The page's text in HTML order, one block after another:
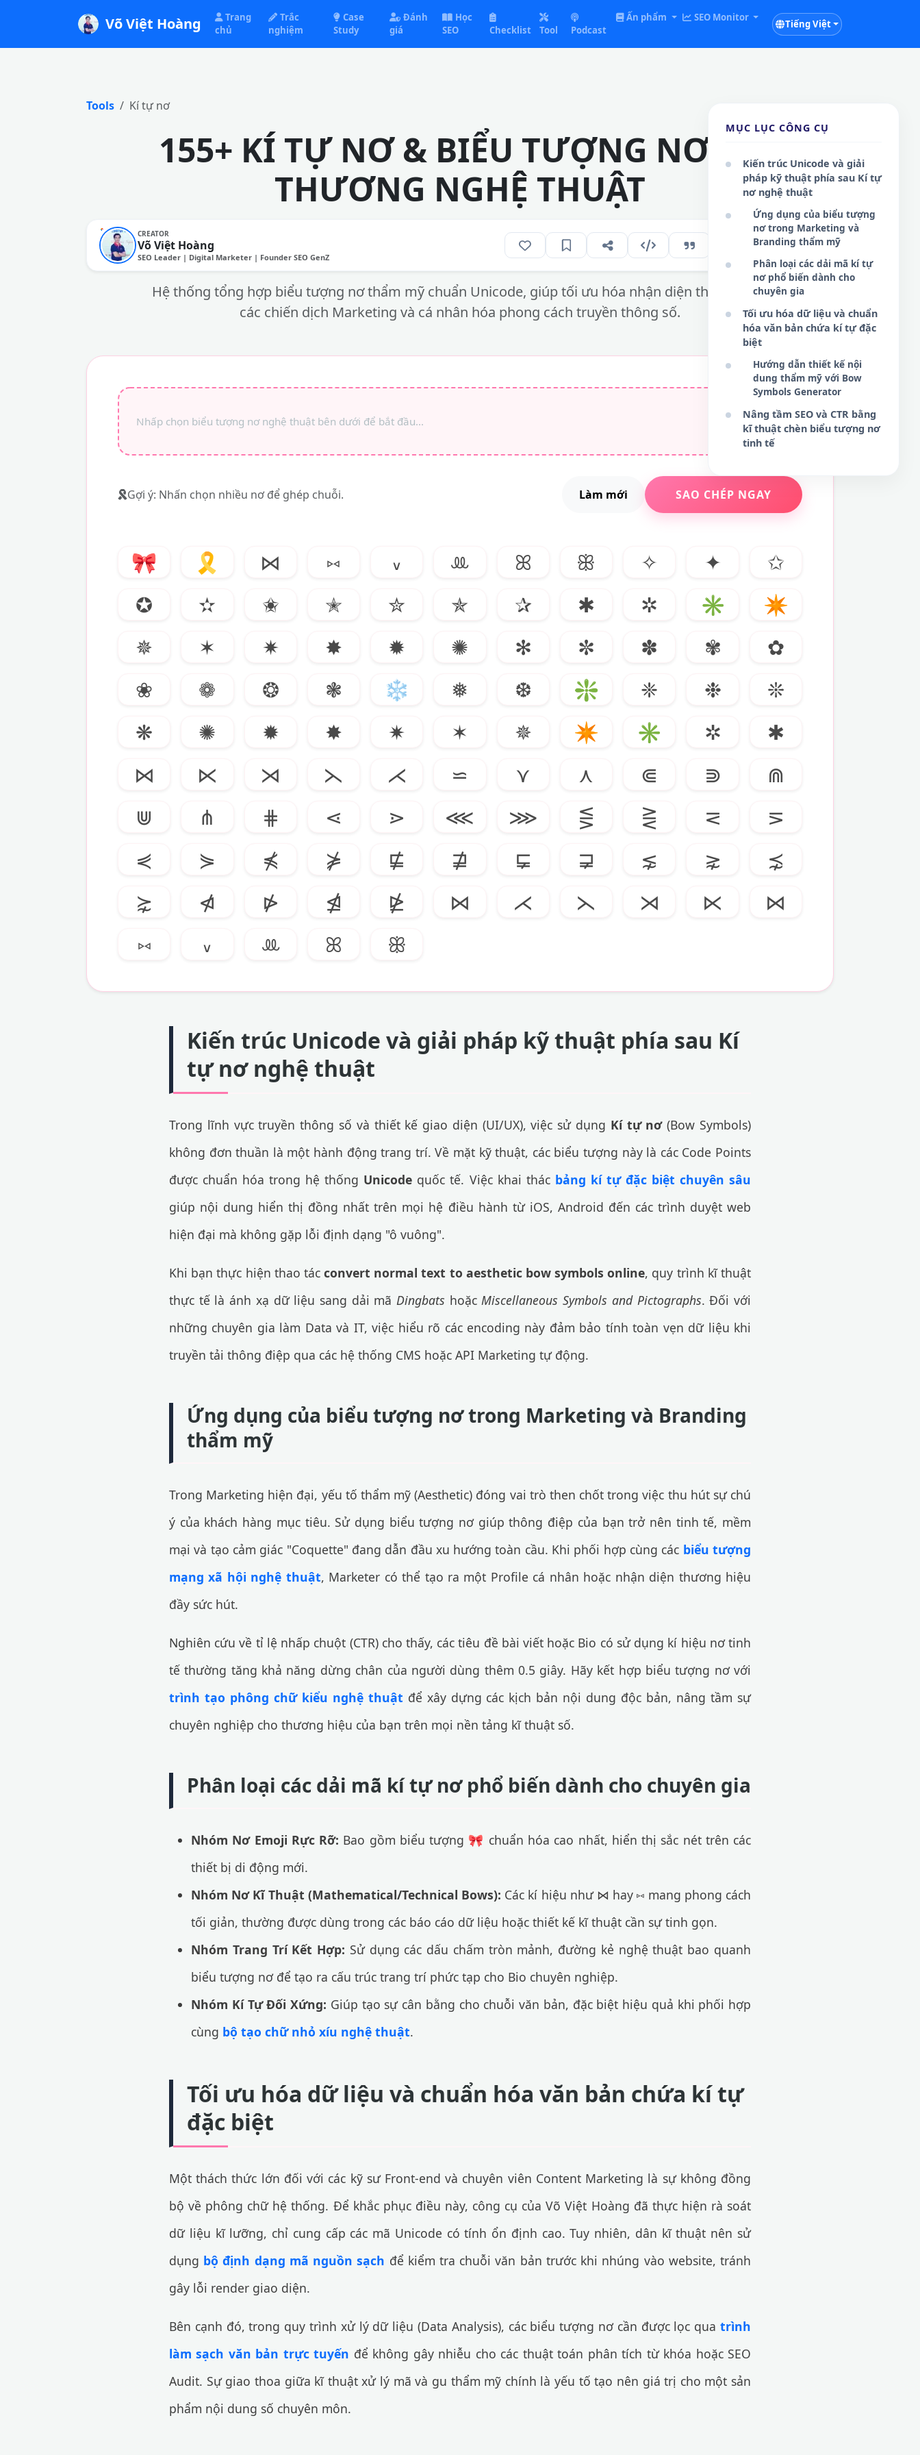
Võ Việt Hoàng
Trang
chủ
Trắc
nghiệm
Case
Study
Đánh
giá
Học
SEO
Checklist Tool Podcast
Ấn phẩm SEO Monitor
Tiếng Việt
Tools Kí tự nơ
155+ KÍ TỰ NƠ & BIỂU TƯỢNG NƠ DỄ
THƯƠNG NGHỆ THUẬT
CREATOR
Võ Việt Hoàng
SEO Leader | Digital Marketer | Founder SEO GenZ
114
Hệ thống tổng hợp biểu tượng nơ thẩm mỹ chuẩn Unicode, giúp tối ưu hóa nhận diện thị giác cho
các chiến dịch Marketing và cá nhân hóa phong cách truyền thông số.
Gợi ý: Nhấn chọn nhiều nơ để ghép chuỗi. Làm mới SAO CHÉP NGAY
🎀 🎗️ ⋈ ⑅ ៴ ꔛ ꕤ ꕥ ✧ ✦
✩
✪
✫ ✬ ✭ ✮ ✯ ✰ ✱ ✲ ✳
✴
✵
✶ ✷ ✸ ✹ ✺ ✻ ✼ ✽ ✾
✿
❀
❁ ❂ ❃ ❄ ❅ ❆ ❇ ❈ ❉
❊
❋
✺ ✹ ✸ ✷ ✶ ✵ ✴ ✳ ✲
✱
⋈
⋉ ⋊ ⋋ ⋌ ⋍ ⋎ ⋏ ⋐ ⋑
⋒
⋓
⋔ ⋕ ⋖ ⋗ ⋘ ⋙ ⋚ ⋛ ⋜
⋝
⋞
⋟ ⋠ ⋡ ⋢ ⋣ ⋤ ⋥ ⋦ ⋧
⋨
⋩
⋪ ⋫ ⋬ ⋭ ⋈ ⋌ ⋋ ⋊ ⋉
⋈
⑅
៴ ꔛ ꕤ ꕥ
Kiến trúc Unicode và giải pháp kỹ thuật phía sau Kí
tự nơ nghệ thuật
Trong lĩnh vực truyền thông số và thiết kế giao diện (UI/UX), việc sử dụng Kí tự nơ(Bow Symbols)
không đơn thuần là một hành động trang trí. Về mặt kỹ thuật, các biểu tượng này là các Code Points
được chuẩn hóa trong hệ thống Unicode quốc tế. Việc khai thác bảng kí tự đặc biệt chuyên sâu
giúp nội dung hiển thị đồng nhất trên mọi hệ điều hành từ iOS, Android đến các trình duyệt web
hiện đại mà không gặp lỗi định dạng "ô vuông".
Khi bạn thực hiện thao tácconvert normal text to aesthetic bow symbols online, quy trình kĩ thuật
thực tế là ánh xạ dữ liệu sang dải mãDingbats hoặcMiscellaneous Symbols and Pictographs. Đối với
những chuyên gia làm Data và IT, việc hiểu rõ các encoding này đảm bảo tính toàn vẹn dữ liệu khi
truyền tải thông điệp qua các hệ thống CMS hoặc API Marketing tự động.
Ứng dụng của biểu tượng nơ trong Marketing và Branding
thẩm mỹ
Trong Marketing hiện đại, yếu tố thẩm mỹ (Aesthetic) đóng vai trò then chốt trong việc thu hút sự chú
ý của khách hàng mục tiêu. Sử dụng biểu tượng nơ giúp thông điệp của bạn trở nên tinh tế, mềm
mại và tạo cảm giác "Coquette" đang dẫn đầu xu hướng toàn cầu. Khi phối hợp cùng các biểu tượng
mạng xã hội nghệ thuật, Marketer có thể tạo ra một Profile cá nhân hoặc nhận diện thương hiệu
đầy sức hút.
Nghiên cứu về tỉ lệ nhấp chuột (CTR) cho thấy, các tiêu đề bài viết hoặc Bio có sử dụng kí hiệu nơ tinh
tế thường tăng khả năng dừng chân của người dùng thêm 0.5 giây. Hãy kết hợp biểu tượng nơ với
trình tạo phông chữ kiểu nghệ thuật để xây dựng các kịch bản nội dung độc bản, nâng tầm sự
chuyên nghiệp cho thương hiệu của bạn trên mọi nền tảng kĩ thuật số.
Phân loại các dải mã kí tự nơ phổ biến dành cho chuyên gia
Nhóm Nơ Emoji Rực Rỡ: Bao gồm biểu tượng 🎀 chuẩn hóa cao nhất, hiển thị sắc nét trên các
thiết bị di động mới.
Nhóm Nơ Kĩ Thuật (Mathematical/Technical Bows): Các kí hiệu như ⋈ hay ⑅ mang phong cách
tối giản, thường được dùng trong các báo cáo dữ liệu hoặc thiết kế kĩ thuật cần sự tinh gọn.
Nhóm Trang Trí Kết Hợp: Sử dụng các dấu chấm tròn mảnh, đường kẻ nghệ thuật bao quanh
biểu tượng nơ để tạo ra cấu trúc trang trí phức tạp cho Bio chuyên nghiệp.
Nhóm Kí Tự Đối Xứng: Giúp tạo sự cân bằng cho chuỗi văn bản, đặc biệt hiệu quả khi phối hợp
cùng bộ tạo chữ nhỏ xíu nghệ thuật.
Tối ưu hóa dữ liệu và chuẩn hóa văn bản chứa kí tự
đặc biệt
Một thách thức lớn đối với các kỹ sư Front-end và chuyên viên Content Marketing là sự không đồng
bộ về phông chữ hệ thống. Để khắc phục điều này, công cụ của Võ Việt Hoàng đã thực hiện rà soát
dữ liệu kĩ lưỡng, chỉ cung cấp các mã Unicode có tính ổn định cao. Tuy nhiên, dân kĩ thuật nên sử
dụng bộ định dạng mã nguồn sạch để kiểm tra chuỗi văn bản trước khi nhúng vào website, tránh
gây lỗi render giao diện.
Bên cạnh đó, trong quy trình xử lý dữ liệu (Data Analysis), các biểu tượng nơ cần được lọc qua trình
làm sạch văn bản trực tuyến để không gây nhiễu cho các thuật toán phân tích từ khóa hoặc SEO
Audit. Sự giao thoa giữa kĩ thuật xử lý mã và gu thẩm mỹ chính là yếu tố tạo nên giá trị cho một sản
phẩm nội dung số chuyên môn.
MỤC LỤC CÔNG CỤ
Kiến trúc Unicode và giải
pháp kỹ thuật phía sau Kí tự
nơ nghệ thuật
Ứng dụng của biểu tượng
nơ trong Marketing và
Branding thẩm mỹ
Phân loại các dải mã kí tự
nơ phổ biến dành cho
chuyên gia
Tối ưu hóa dữ liệu và chuẩn
hóa văn bản chứa kí tự đặc
biệt
Hướng dẫn thiết kế nội
dung thẩm mỹ với Bow
Symbols Generator
Nâng tầm SEO và CTR bằng
kĩ thuật chèn biểu tượng nơ
tinh tế